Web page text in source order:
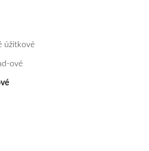
úžitkové
ové
úžitkové
ové